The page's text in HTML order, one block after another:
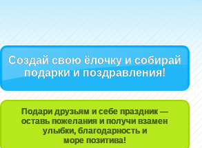
Создай свою ёлочку и собирай
подарки и поздравления!
Подари друзьям и себе праздник —
оставь пожелания и получи взамен
улыбки, благодарность и
море позитива!